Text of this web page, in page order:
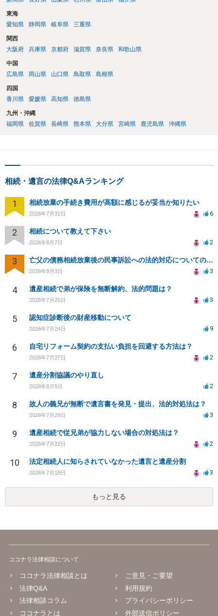
ば、キューちゃんママさんの御希望をかなえることができるのではな
いでしょうか。 あるいは相続放棄であれば御自分でできなくもないと
は思います。その場合、かかるのは戸籍等の取得費用と印紙代だけと
を確認し、印紙と共に家庭裁判所に提出して相続放棄申述受理通知書
を待つという流れになります。
東海
愛知県
静岡県 岐阜県 三重県
関西
大阪府
兵庫県 京都府 滋賀県 奈良県 和歌山県
中国
広島県
岡山県 山口県 鳥取県 島根県
四国
香川県
愛媛県 高知県 徳島県
九州・沖縄
福岡県
佐賀県 長崎県 熊本県 大分県 宮崎県 鹿児島県 沖縄県
相続・遺言の法律Q&Aランキング
1 相続放棄の手続き費用が高額に感じるが妥当か知りたい
2026年7月31日 6
2 相続について教えて下さい
2026年8月7日 2
3 亡父の債務相続放棄後の民事訴訟への法的対応についての相談
2026年8月3日 3
4 遺産相続で弟が保険を無断解約、法的問題は？
2026年7月26日 3
5 認知症診断後の財産移動について
2026年7月24日 9
6 自宅リフォーム契約の支払い負担を回避する方法は？
2026年7月27日 2
7 遺産分割協議のやり直し
2026年8月5日 2
8 故人の義兄が無断で遺言書を発見・提出、法的対処法は？
2026年7月29日 3
9 遺産相続で従兄弟が協力しない場合の対処法は？
2026年7月22日 2
10 法定相続人に知らされていなかった遺言と遺産分割
2026年7月18日 3
もっと見る
ココナラ法律相談について
ココナラ法律相談とは
法律Q&A
法律相談コラム
ココナラとは
ご意見・ご要望
利用規約
プライバシーポリシー
外部送信ポリシー